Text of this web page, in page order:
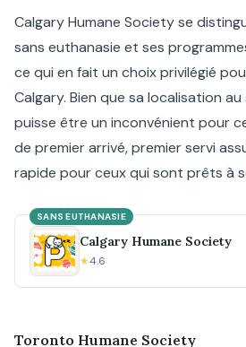
Calgary Humane Society se
sans euthanasie et ses
ce qui en fait un choix privilégié
Calgary. Bien que sa localisation
puisse être un inconvénient pour
de premier arrivé, premier servi
rapide pour ceux qui sont prêts à
SANS EUTHANASIE
Calgary Humane Society
★4.6
Toronto Humane Society